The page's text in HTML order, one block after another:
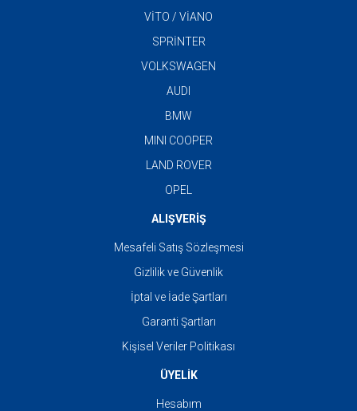
VİTO / VİANO
SPRİNTER
VOLKSWAGEN
AUDI
BMW
MINI COOPER
LAND ROVER
OPEL
ALIŞVERİŞ
Mesafeli Satış Sözleşmesi
Gizlilik ve Güvenlik
İptal ve İade Şartları
Garanti Şartları
Kişisel Veriler Politikası
ÜYELİK
Hesabım